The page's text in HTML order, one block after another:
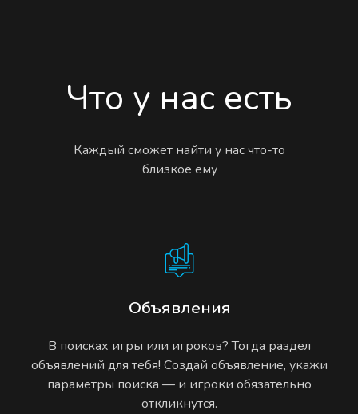
Что у нас есть
Каждый сможет найти у нас что-то
близкое ему
Объявления
В поисках игры или игроков? Тогда раздел
объявлений для тебя! Создай объявление, укажи
параметры поиска — и игроки обязательно
откликнутся.